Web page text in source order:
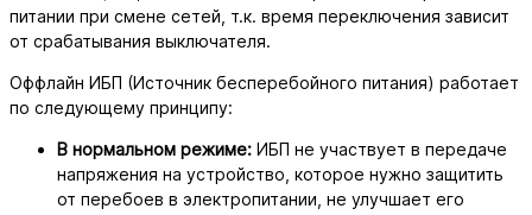
питании при смене сетей, т.к. время переключения зависит
от срабатывания выключателя.
Оффлайн ИБП (Источник бесперебойного питания) работает
по следующему принципу:
В нормальном режиме: ИБП не участвует в передаче
напряжения на устройство, которое нужно защитить
от перебоев в электропитании, не улучшает его